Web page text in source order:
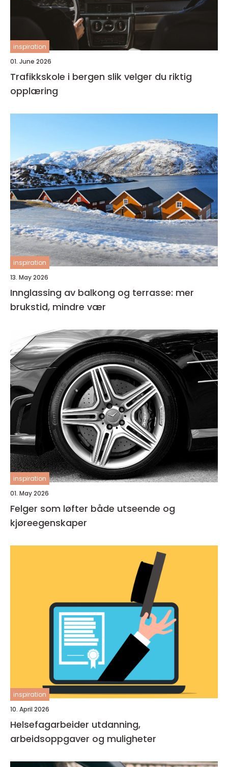
inspiration
01. June 2026
Trafikkskole i bergen slik velger du riktig
opplæring
inspiration
13. May 2026
Innglassing av balkong og terrasse: mer
brukstid, mindre vær
inspiration
01. May 2026
Felger som løfter både utseende og
kjøreegenskaper
inspiration
10. April 2026
Helsefagarbeider utdanning,
arbeidsoppgaver og muligheter